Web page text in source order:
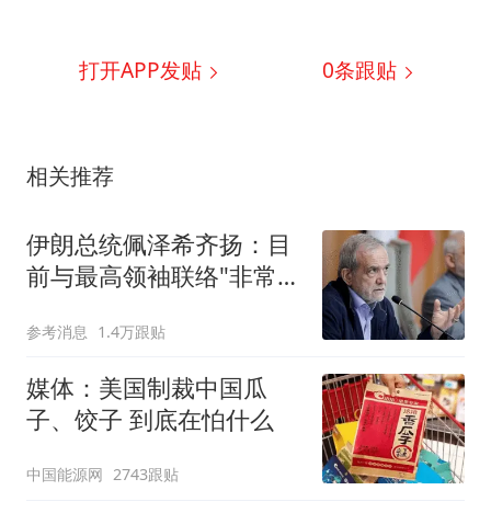
打开APP发贴 0条跟贴
相关推荐
伊朗总统佩泽希齐扬：目
前与最高领袖联络"非常困
参考消息 1.4万跟贴
媒体：美国制裁中国瓜
子、饺子 到底在怕什么
中国能源网 2743跟贴